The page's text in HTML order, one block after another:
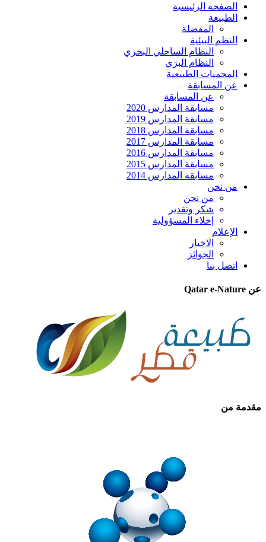
الصفحة الرئيسية
الطبيعة
المفضلة
النظم البيئية
النظام الساحلي البحري
النظام البرَي
المحميات الطبيعية
عن المسابقة
عن المسابقة
مسابقة المدارس 2020
مسابقة المدارس 2019
مسابقة المدارس 2018
مسابقة المدارس 2017
مسابقة المدارس 2016
مسابقة المدارس 2015
مسابقة المدارس 2014
من نحن
من نحن
شكر وتقدير
إخلاء المسؤولية
الإعلام
الاخبار
الجوائز
اتصل بنا
عن Qatar e-Nature
مقدمة من